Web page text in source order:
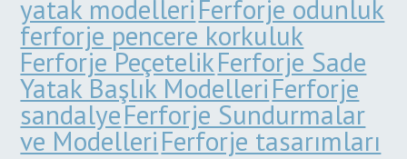
yatak modelleriFerforje odunluk
ferforje pencere korkuluk
Ferforje PeçetelikFerforje Sade
Yatak Başlık ModelleriFerforje
sandalyeFerforje Sundurmalar
ve ModelleriFerforje tasarımları